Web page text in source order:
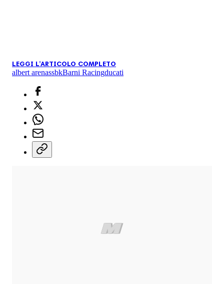
LEGGI L'ARTICOLO COMPLETO
albert arenassbkBarni Racingducati